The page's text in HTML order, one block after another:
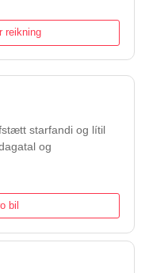
reikning
starfandi og lítil
og
bil